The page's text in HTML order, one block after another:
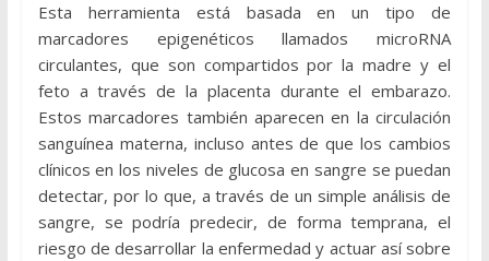
Esta herramienta está basada en un tipo de
marcadores epigenéticos llamados microRNA
circulantes, que son compartidos por la madre y el
feto a través de la placenta durante el embarazo.
Estos marcadores también aparecen en la circulación
sanguínea materna, incluso antes de que los cambios
clínicos en los niveles de glucosa en sangre se puedan
detectar, por lo que, a través de un simple análisis de
sangre, se podría predecir, de forma temprana, el
riesgo de desarrollar la enfermedad y actuar así sobre